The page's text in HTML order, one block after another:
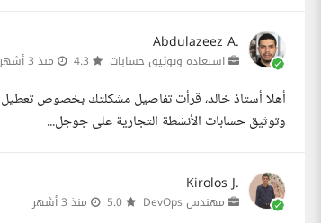
Abdulazeez A.
استعادة وتوثيق حسابات منذ 3 أشهر
أهلا أستاذ خالد، قرأت تفاصيل مشكلتك بخصوص
وتوثيق حسابات الأنشطة التجارية على جوجل...
Kirolos J.
مهندس DevOps منذ 3 أشهر